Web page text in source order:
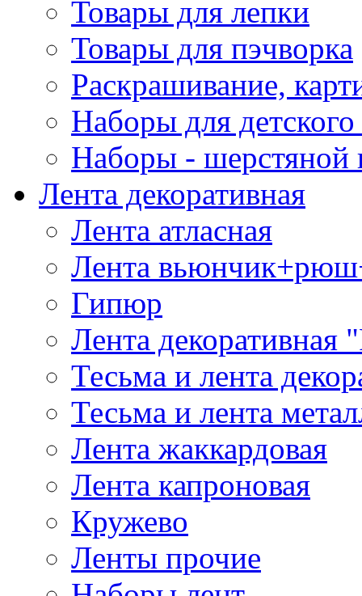
Товары для лепки
Товары для пэчворка
Раскрашивание,
Наборы для
Наборы - шерстяной
Лента декоративная
Лента атласная
Лента
Гипюр
Лента декоративная
Тесьма и лента
Тесьма и лента
Лента жаккардовая
Лента капроновая
Кружево
Ленты прочие